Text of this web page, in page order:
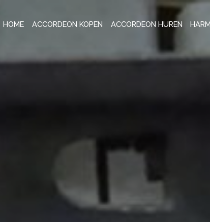
HOME ACCORDEON KOPEN ACCORDEON HUREN